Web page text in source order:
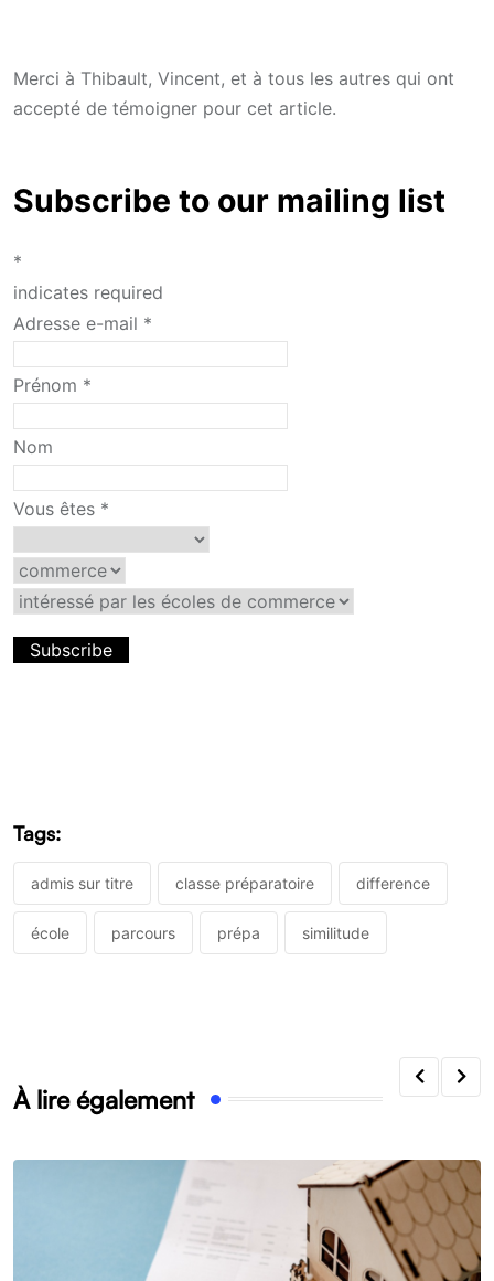
Merci à Thibault, Vincent, et à tous les autres qui ont
accepté de témoigner pour cet article.
Subscribe to our mailing list
*
indicates required
Adresse e-mail *
Prénom *
Nom
Vous êtes *
Tags:
admis sur titre classe préparatoire difference
école parcours prépa similitude
À lire également